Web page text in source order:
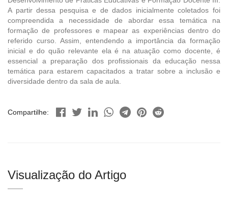
A partir dessa pesquisa e de dados inicialmente coletados foi
compreendida a necessidade de abordar essa temática na
formação de professores e mapear as experiências dentro do
referido curso. Assim, entendendo a importância da formação
inicial e do quão relevante ela é na atuação como docente, é
essencial a preparação dos profissionais da educação nessa
temática para estarem capacitados a tratar sobre a inclusão e
diversidade dentro da sala de aula.
Compartilhe:
Visualização do Artigo